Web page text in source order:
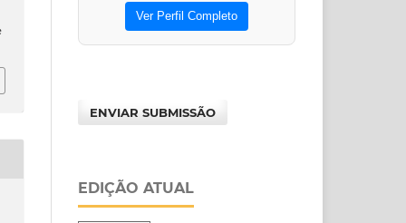
Ver Perfil Completo
ENVIAR SUBMISSÃO
EDIÇÃO ATUAL